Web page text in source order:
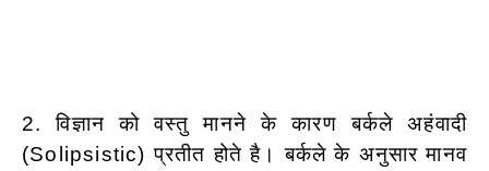
2. विज्ञान को वस्तु मानने के कारण बर्कले अहंवादी
(Solipsistic) प्रतीत होते है। बर्कलेके अनुसार मानव